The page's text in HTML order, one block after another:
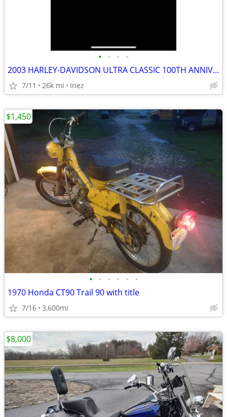
• • • •
2003 HARLEY-DAVIDSON ULTRA CLASSIC 100TH ANNIVERSARY BIKE
7/11 26k mi Inez
• • • • • •
1970 Honda CT90 Trail 90 with title
7/16 3,600mi
$1,450
$8,000